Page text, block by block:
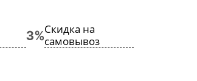
Скидка на
самовывоз